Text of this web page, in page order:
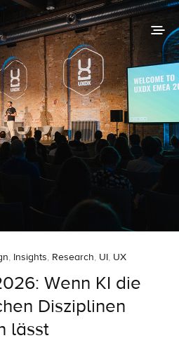
, Insights, Research, UI, UX
Wenn KI die
Disziplinen
lässt